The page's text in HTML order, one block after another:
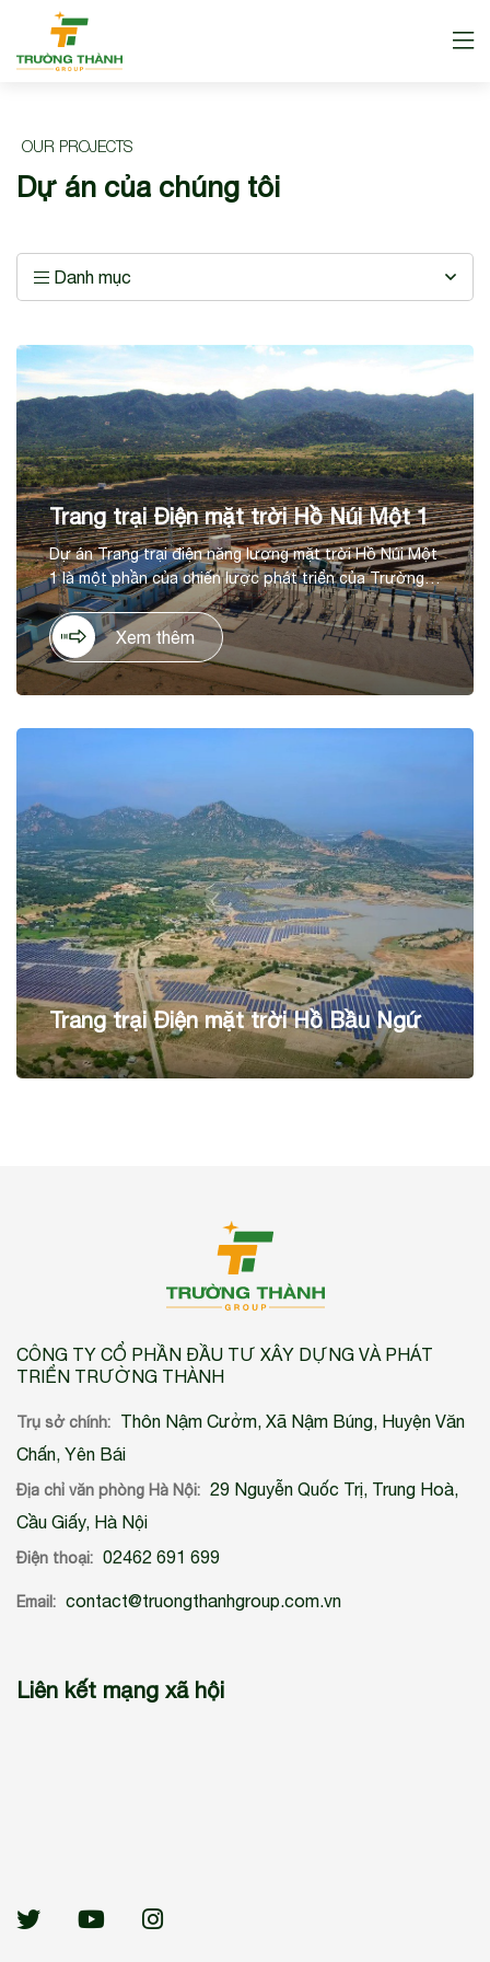
OUR PROJECTS
Dự án của chúng tôi
Danh mục
Trang trại Điện mặt trời Hồ Núi Một 1
Dự án Trang trại điện năng lượng mặt trời Hồ Núi Một
1 là một phần của chiến lược phát triển của Trường
Thành trong lĩnh vực năng lượng tái tạo, tại huyện
Thuận Nam, tỉnh Ninh Thuận. Dự án có tổng mức đầu
tư là 1.036 tỷ đồng, trên diện tích 60ha, với công suất
thiết kế 50 MWp, cho sản lượng điện dự kiến hằng
năm 90 KWh/năm.
Xem thêm
Trang trại Điện mặt trời Hồ Bầu Ngứ
CÔNG TY CỔ PHẦN ĐẦU TƯ XÂY DỰNG VÀ PHÁT
TRIỂN TRƯỜNG THÀNH
Trụ sở chính:
Thôn Nậm Cưởm, Xã Nậm Búng, Huyện Văn
Chấn, Yên Bái
Địa chỉ văn phòng Hà Nội: 29 Nguyễn Quốc Trị, Trung Hoà,
Cầu Giấy, Hà Nội
Điện thoại: 02462 691 699
Email: contact@truongthanhgroup.com.vn
Liên kết mạng xã hội